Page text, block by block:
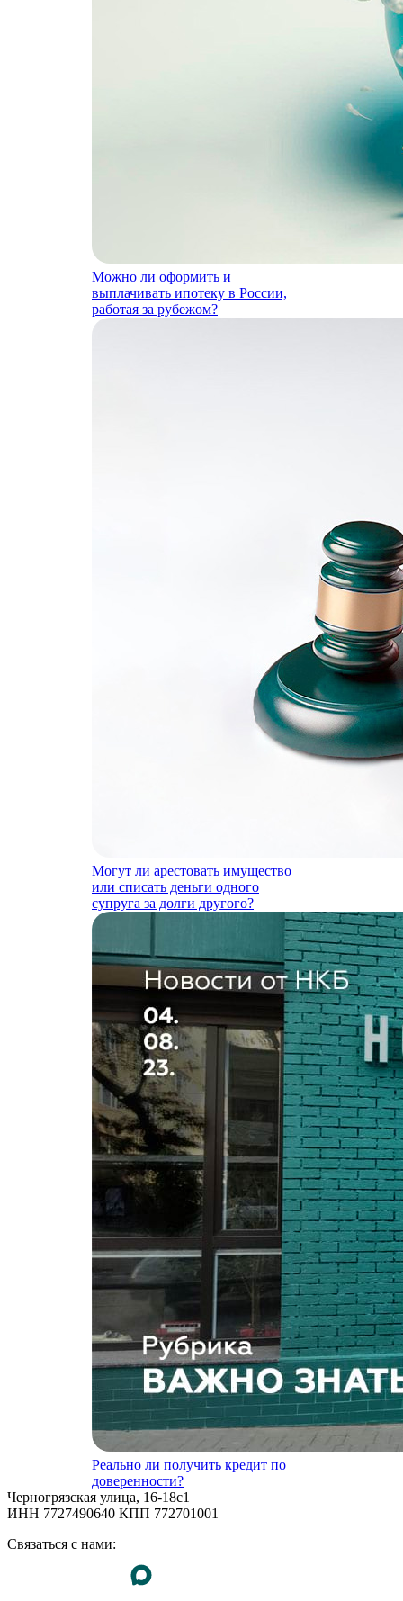
Можно ли оформить и
выплачивать ипотеку в России,
работая за рубежом?
Могут ли арестовать имущество
или списать деньги одного
супруга за долги другого?
Реально ли получить кредит по
доверенности?
Черногрязская улица, 16-18с1
ИНН 7727490640 КПП 772701001
Связаться с нами: